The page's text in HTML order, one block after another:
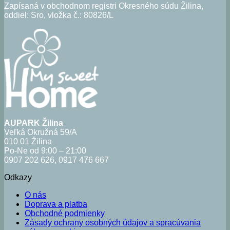
Zapísaná v obchodnom registri Okresného súdu Žilina,
oddiel: Sro, vložka č.: 80826/L
AUPARK Žilina
Veľká Okružná 59/A
010 01 Žilina
Po-Ne od 9:00 – 21:00
0907 202 626, 0917 476 667
Odkazy
O nás
Doprava a platba
Obchodné podmienky
Zásady ochrany osobných údajov a spracúvania